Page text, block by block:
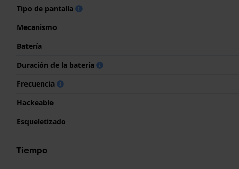
Tipo de pantalla
Mecanismo
Batería
Duración de la batería
Frecuencia
Hackeable
Esqueletizado
Tiempo